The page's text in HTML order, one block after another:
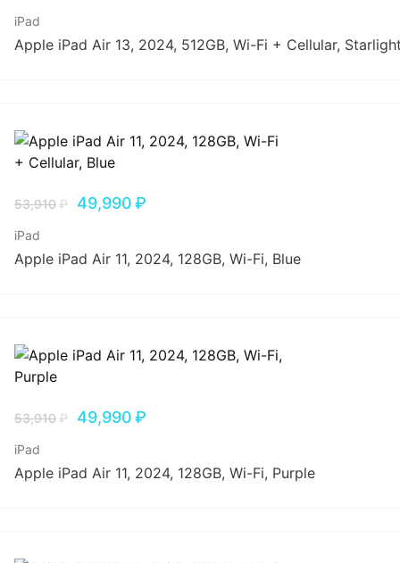
iPad
Apple iPad Air 13, 2024, 512GB, Wi-Fi + Cellular,
53,910₽ 49,990₽
iPad
Apple iPad Air 11, 2024, 128GB, Wi-Fi, Blue
53,910₽ 49,990₽
iPad
Apple iPad Air 11, 2024, 128GB, Wi-Fi, Purple